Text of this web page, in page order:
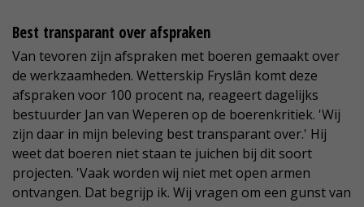
Best transparant over afspraken
Van tevoren zijn afspraken met boeren gemaakt over
de werkzaamheden. Wetterskip Fryslân komt deze
afspraken voor 100 procent na, reageert dagelijks
bestuurder Jan van Weperen op de boerenkritiek. 'Wij
zijn daar in mijn beleving best transparant over.' Hij
weet dat boeren niet staan te juichen bij dit soort
projecten. 'Vaak worden wij niet met open armen
ontvangen. Dat begrijp ik. Wij vragen om een gunst van